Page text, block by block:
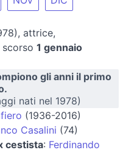
attrice,
scorso 1 gennaio
gli anni il primo
nati nel 1978)
(1936-2016)
Casalini (74)
cestista: Ferdinando